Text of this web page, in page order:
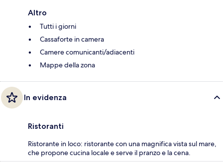
Altro
Tutti i giorni
Cassaforte in camera
Camere comunicanti/adiacenti
Mappe della zona
In evidenza
Ristoranti
Ristorante in loco: ristorante con una magnifica vista sul mare,
che propone cucina locale e serve il pranzo e la cena.